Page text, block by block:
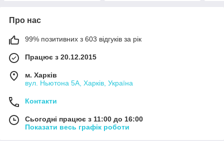
Про нас
99% позитивних з 603 відгуків за рік
Працює з 20.12.2015
м. Харків
вул. Ньютона 5А, Харків, Україна
Контакти
Сьогодні працює з 11:00 до 16:00
Показати весь графік роботи